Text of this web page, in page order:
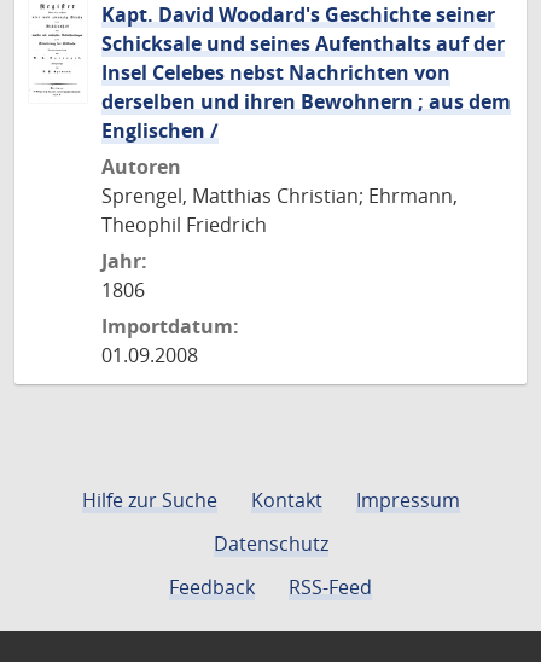
Kapt. David Woodard's Geschichte seiner
Schicksale und seines Aufenthalts auf der
Insel Celebes nebst Nachrichten von
derselben und ihren Bewohnern ; aus dem
Englischen /
Autoren
Sprengel, Matthias Christian; Ehrmann,
Theophil Friedrich
Jahr:
1806
Importdatum:
01.09.2008
Hilfe zur Suche Kontakt
Impressum
Datenschutz
Feedback
RSS-Feed